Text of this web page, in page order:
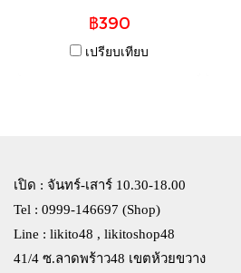
฿390
เปรียบเทียบ
เปิด : จันทร์-เสาร์ 10.30-18.00
Tel : 0999-146697 (Shop)
Line : likito48 , likitoshop48
41/4 ซ.ลาดพร้าว48 เขตห้วยขวาง